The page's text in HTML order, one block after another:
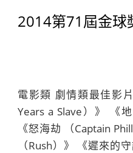
2014第71屆金球
電影類 劇情類最佳影
Years a Slave）》 《
《怒海劫 （Captain
（Rush）》 《遲來的